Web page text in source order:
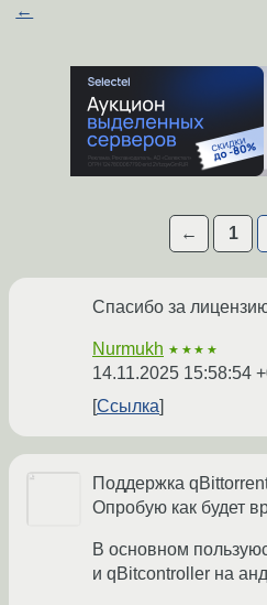
←
← 1
Спасибо за
Nurmukh ★★★★
14.11.2025 15:58:54
Ссылка
Поддержка
Опробую как будет
В основном
и qBitcontroller на